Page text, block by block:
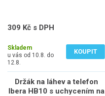
309 Kč s DPH
Skladem
u vás od 10.8. do
12.8.
KOUPIT
Držák na láhev a telefon
Ibera HB10 s uchycením na